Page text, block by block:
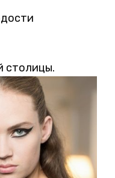
столицы.